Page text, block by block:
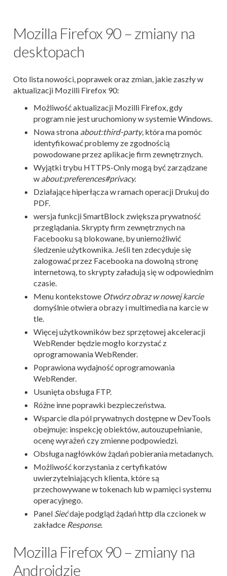
Mozilla Firefox 90 – zmiany na
desktopach
Oto lista nowości, poprawek oraz zmian, jakie zaszły w
aktualizacji Mozilli Firefox 90:
Możliwość aktualizacji Mozilli Firefox, gdy
program nie jest uruchomiony w systemie Windows.
Nowa strona about:third-party, która ma pomóc
identyfikować problemy ze zgodnością
powodowane przez aplikacje firm zewnętrznych.
Wyjątki trybu HTTPS-Only mogą być zarządzane
w about:preferences#privacy.
Działające hiperłącza w ramach operacji Drukuj do
PDF.
wersja funkcji SmartBlock zwiększa prywatność
przeglądania. Skrypty firm zewnętrznych na
Facebooku są blokowane, by uniemożliwić
śledzenie użytkownika. Jeśli ten zdecyduje się
zalogować przez Facebooka na dowolną stronę
internetową, to skrypty załadują się w odpowiednim
czasie.
Menu kontekstowe Otwórz obraz w nowej karcie
domyślnie otwiera obrazy i multimedia na karcie w
tle.
Więcej użytkowników bez sprzętowej akceleracji
WebRender będzie mogło korzystać z
oprogramowania WebRender.
Poprawiona wydajność oprogramowania
WebRender.
Usunięta obsługa FTP.
Różne inne poprawki bezpieczeństwa.
Wsparcie dla pól prywatnych dostępne w DevTools
obejmuje: inspekcję obiektów, autouzupełnianie,
ocenę wyrażeń czy zmienne podpowiedzi.
Obsługa nagłówków żądań pobierania metadanych.
Możliwość korzystania z certyfikatów
uwierzytelniających klienta, które są
przechowywane w tokenach lub w pamięci systemu
operacyjnego.
Panel Siećdaje podgląd żądań http dla czcionek w
zakładce Response.
Mozilla Firefox 90 – zmiany na
Androidzie